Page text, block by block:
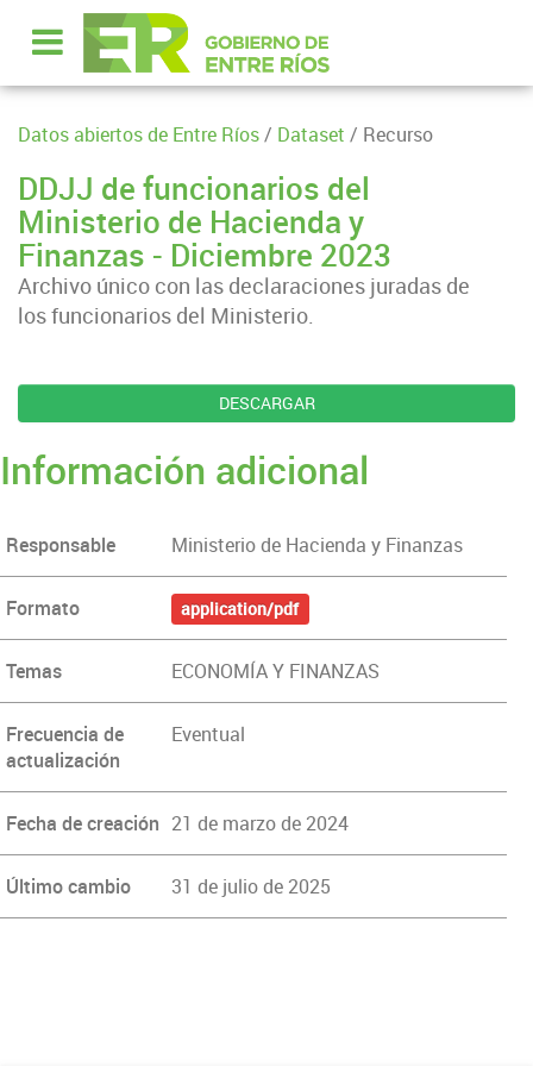
Datos abiertos de Entre Ríos/ Dataset / Recurso
DDJJ de funcionarios del
Ministerio de Hacienda y
Finanzas - Diciembre 2023
Archivo único con las declaraciones juradas de
los funcionarios del Ministerio.
DESCARGAR
Información adicional
Responsable Ministerio de Hacienda y Finanzas
Formato application/pdf
Temas ECONOMÍA Y FINANZAS
Frecuencia de
actualización
Eventual
Fecha de creación 21 de marzo de 2024
Último cambio 31 de julio de 2025